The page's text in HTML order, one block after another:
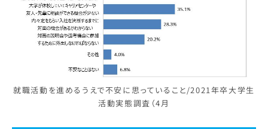
就職活動を進めるうえで不安に思っていること/2021年卒大学生
活動実態調査（4月